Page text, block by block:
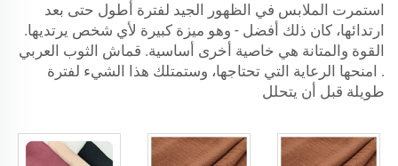
استمرت الملابس في الظهور الجيد لفترة أطول حتى بعد
ارتدائها، كان ذلك أفضل - وهو ميزة كبيرة لأي شخص يرتديها.
القوة والمتانة هي خاصية أخرى أساسية. قماش الثوب العربي
. امنحها الرعاية التي تحتاجها، وستمتلك هذا الشيء لفترة
طويلة قبل أن يتحلل